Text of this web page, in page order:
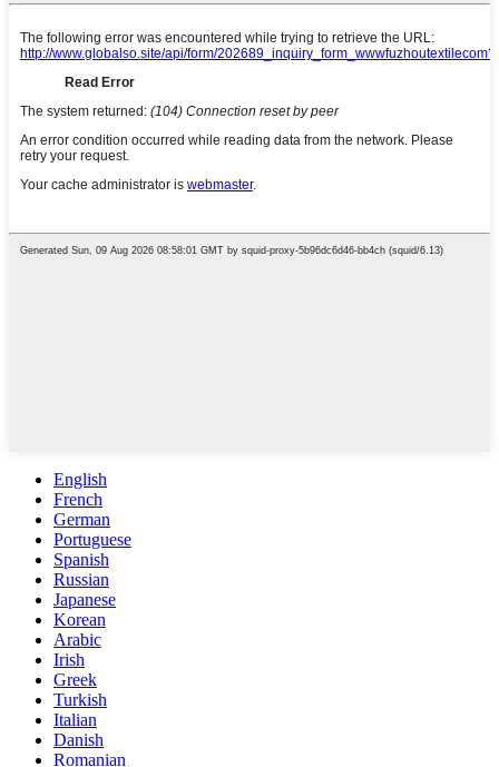
English
French
German
Portuguese
Spanish
Russian
Japanese
Korean
Arabic
Irish
Greek
Turkish
Italian
Danish
Romanian